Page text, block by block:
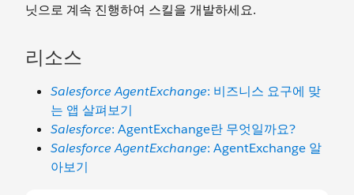
닛으로 계속 진행하여 스킬을 개발하세요.
리소스
Salesforce AgentExchange: 비즈니스 요구에 맞
는 앱 살펴보기
Salesforce: AgentExchange란 무엇일까요?
Salesforce AgentExchange: AgentExchange 알
아보기